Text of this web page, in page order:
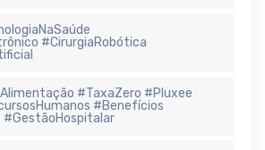
#CirurgiaRobótica
#TaxaZero #Pluxee
#Benefícios
#GestãoHospitalar